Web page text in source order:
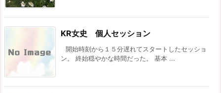
KR女史 個人セッション
開始時刻から１５分遅れてスタートしたセッショ
ン。 終始穏やかな時間だった。 基本 ...